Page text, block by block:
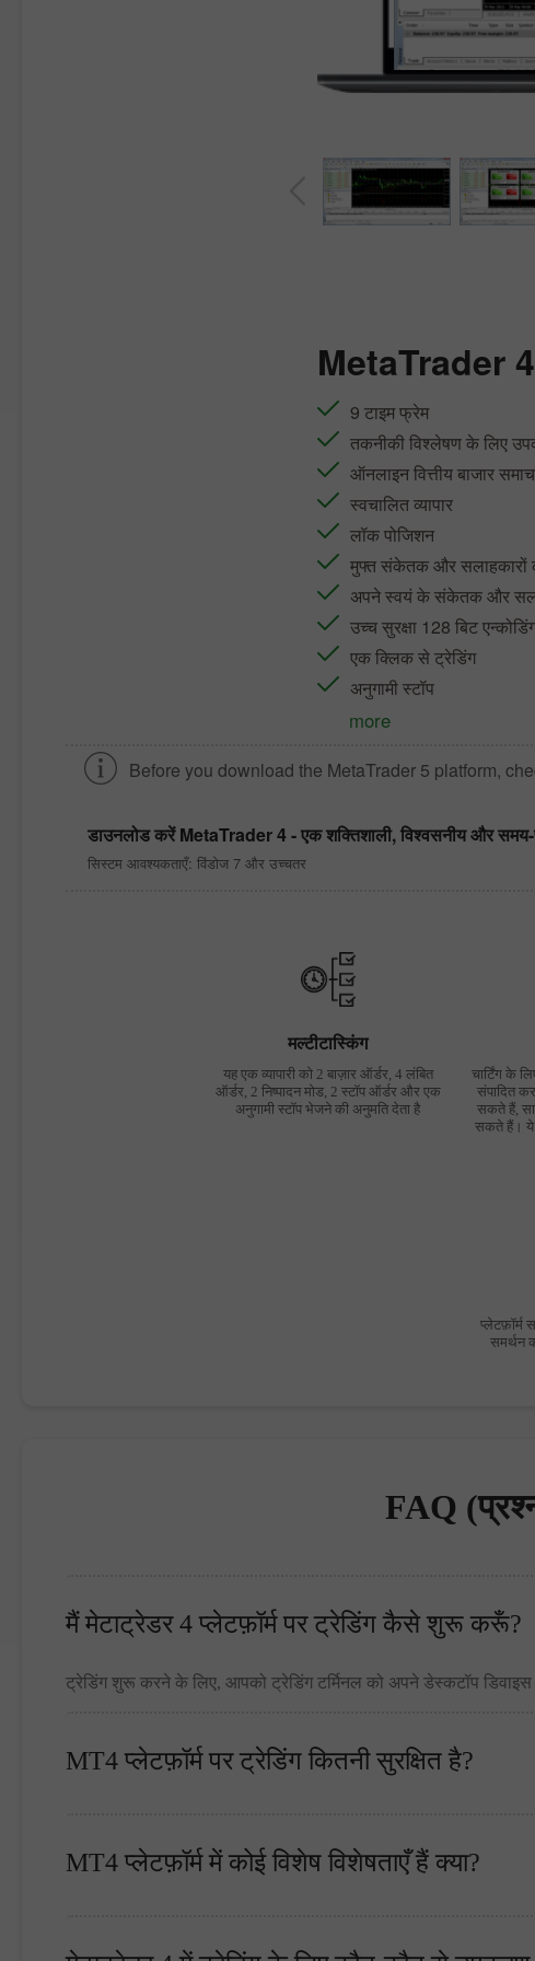
MetaTrader 4
9 टाइम फ्रेम
तकनीकी विश्लेषण के लिए
ऑनलाइन वित्तीय बाजार
स्वचालित व्यापार
लॉक पोजिशन
मुफ्त संकेतक और सलाहकारों
अपने स्वयं के संकेतक और
उच्च सुरक्षा 128 बिट
एक क्लिक से ट्रेडिंग
अनुगामी स्टॉप
more
Before you download the MetaTrader 5 platform,
डाउनलोड करेंMetaTrader 4- एक शक्तिशाली, विश्वसनीय और समय-
सिस्टम आवश्यकताएँ: विंडोज 7 और उच्चतर
मल्टीटास्किंग
यह एक व्यापारी को 2 बाज़ार ऑर्डर, 4 लंबित
ऑर्डर, 2 निष्पादन मोड, 2 स्टॉप ऑर्डर और एक
अनुगामी स्टॉप भेजने की अनुमति देता है
चार्टिंग के
संपादित
सकते हैं,
सकते हैं। ये
प्लेटफ़ॉर्म
समर्थन
FAQ
मैं मेटाट्रेडर 4 प्लेटफ़ॉर्म पर ट्रेडिंग कैसे शुरू करूँ?
ट्रेडिंग शुरू करने के लिए, आपको ट्रेडिंग टर्मिनल को अपने डेस्कटॉप डिवाइस
MT4 प्लेटफ़ॉर्म पर ट्रेडिंग कितनी सुरक्षित है?
MT4 प्लेटफ़ॉर्म में कोई विशेष विशेषताएँ हैं क्या?